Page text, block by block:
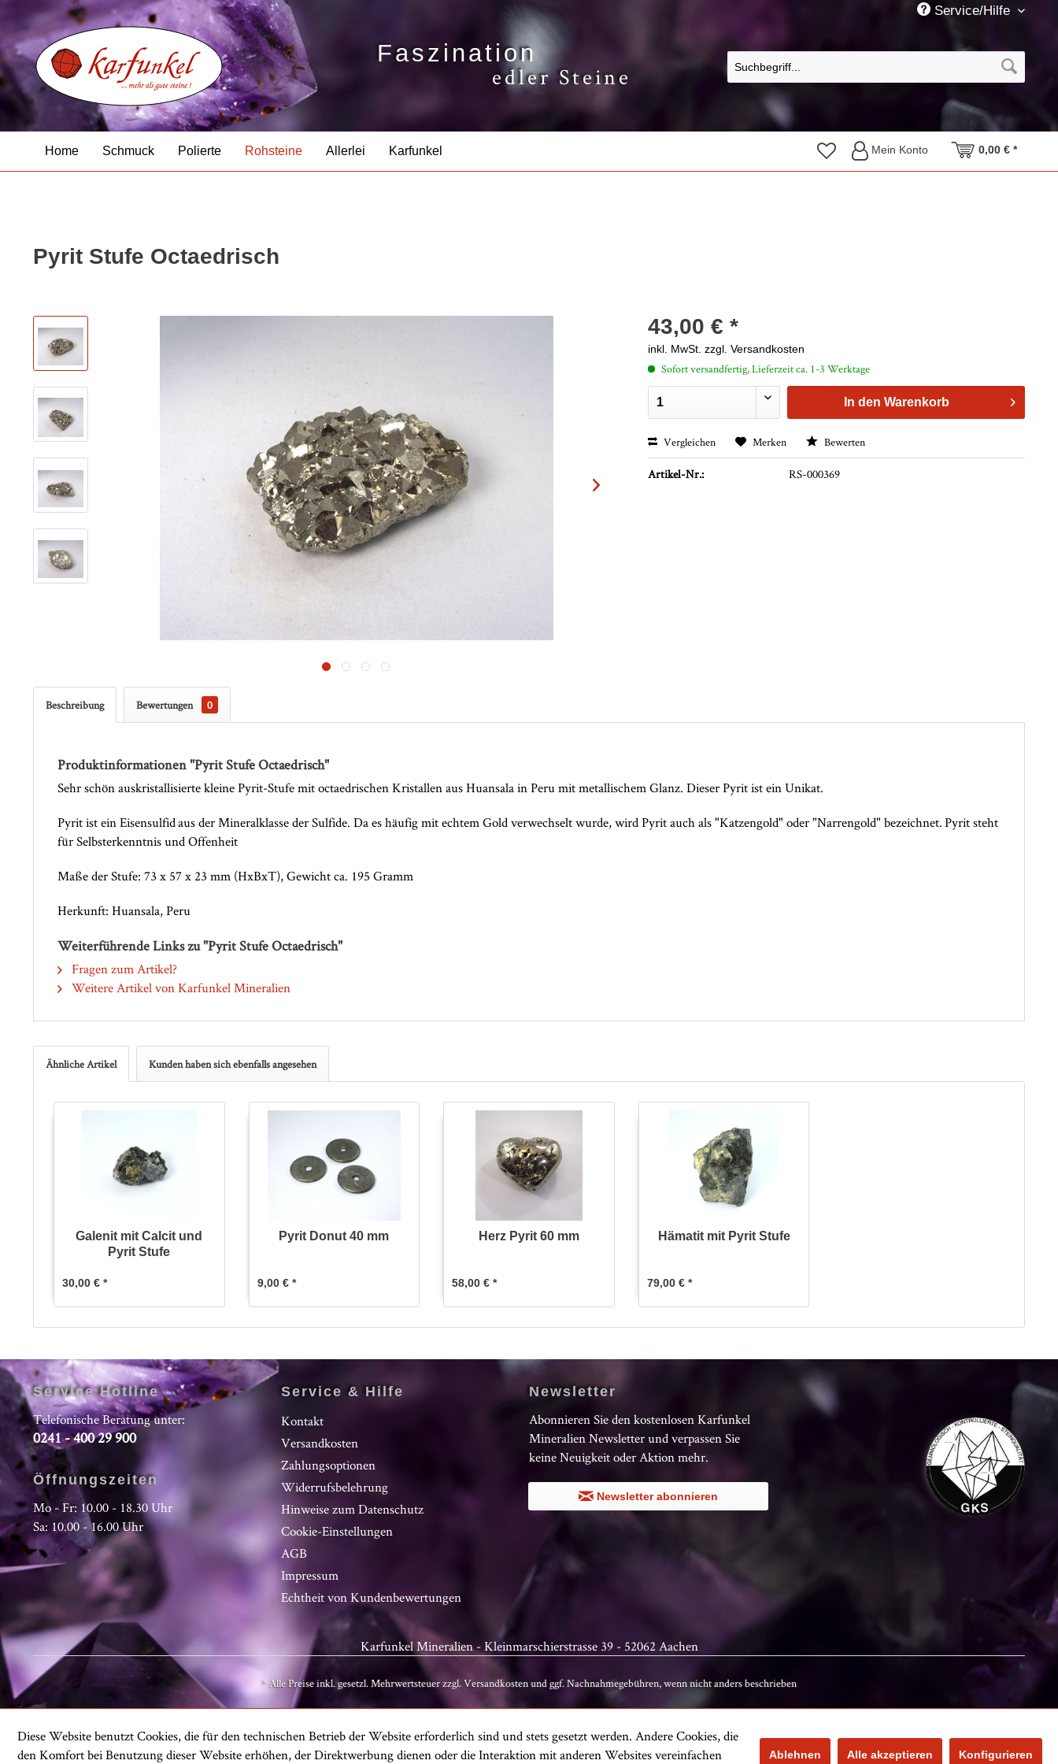
Service/Hilfe
Faszination
edler Steine
Home Schmuck Polierte Rohsteine Allerlei Karfunkel Mein Konto 0,00 € *
Pyrit Stufe Octaedrisch
43,00 € *
inkl. MwSt.zzgl. Versandkosten
Sofort versandfertig, Lieferzeit ca. 1-3 Werktage
In den Warenkorb
Vergleichen Merken Bewerten
Artikel-Nr.: RS-000369
Beschreibung Bewertungen 0
Produktinformationen "Pyrit Stufe Octaedrisch"
Sehr schön auskristallisierte kleine Pyrit-Stufe mit octaedrischen Kristallen aus Huansala in Peru mit metallischem Glanz. Dieser Pyrit ist ein Unikat.
Pyrit ist ein Eisensulfid aus der Mineralklasse der Sulfide. Da es häufig mit echtem Gold verwechselt wurde, wird Pyrit auch als "Katzengold" oder "Narrengold" bezeichnet. Pyrit steht
für Selbsterkenntnis und Offenheit
Maße der Stufe: 73 x 57 x 23 mm (HxBxT), Gewicht ca. 195 Gramm
Herkunft: Huansala, Peru
Weiterführende Links zu "Pyrit Stufe Octaedrisch"
Fragen zum Artikel?
Weitere Artikel von Karfunkel Mineralien
Ähnliche Artikel Kunden haben sich ebenfalls angesehen
Galenit mit Calcit und
Pyrit Stufe
30,00 € *
Pyrit Donut 40 mm
9,00 € *
Herz Pyrit 60 mm
58,00 € *
Hämatit mit Pyrit Stufe
79,00 € *
Service Hotline
Telefonische Beratung unter:
0241 - 400 29 900
Öffnungszeiten
Mo - Fr: 10.00 - 18.30 Uhr
Sa: 10.00 - 16.00 Uhr
Service & Hilfe
Kontakt
Versandkosten
Zahlungsoptionen
Widerrufsbelehrung
Hinweise zum Datenschutz
Cookie-Einstellungen
AGB
Impressum
Echtheit von Kundenbewertungen
Newsletter
Abonnieren Sie den kostenlosen Karfunkel
Mineralien Newsletter und verpassen Sie
keine Neuigkeit oder Aktion mehr.
Newsletter abonnieren
Karfunkel Mineralien - Kleinmarschierstrasse 39 - 52062 Aachen
* Alle Preise inkl. gesetzl. Mehrwertsteuer zzgl. Versandkostenund ggf. Nachnahmegebühren, wenn nicht anders beschrieben
Diese Website benutzt Cookies, die für den technischen Betrieb der Website erforderlich sind und stets gesetzt werden. Andere Cookies, die
den Komfort bei Benutzung dieser Website erhöhen, der Direktwerbung dienen oder die Interaktion mit anderen Websites vereinfachen
Ablehnen Alle akzeptieren Konfigurieren
Kundenbewertungen